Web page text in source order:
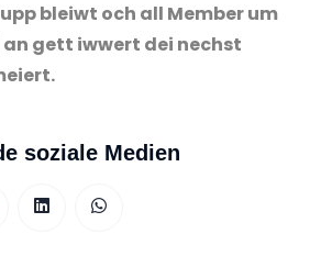
bleiwt och all Member um
gett iwwert dei nechst
soziale Medien